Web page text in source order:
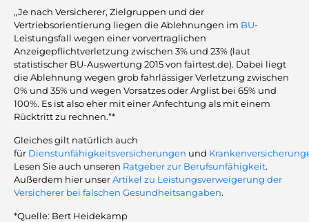
„Je nach Versicherer, Zielgruppen und der
Vertriebsorientierung liegen die Ablehnungen im BU-
Leistungsfall wegen einer vorvertraglichen
Anzeigepflichtverletzung zwischen 3% und 23% (laut
statistischer BU-Auswertung 2015 von fairtest.de). Dabei liegt
die Ablehnung wegen grob fahrlässiger Verletzung zwischen
0% und 35% und wegen Vorsatzes oder Arglist bei 65% und
100%. Es ist also eher mit einer Anfechtung als mit einem
Rücktritt zu rechnen.“*
Gleiches gilt natürlich auch
für Dienstunfähigkeitsversicherungen und
Lesen Sie auch unseren Ratgeber zur Berufsunfähigkeit.
Außerdem hier unserArtikel zu Leistungsverweigerung der
Versicherer bei falschen Gesundheitsangaben.
*Quelle: Bert Heidekamp